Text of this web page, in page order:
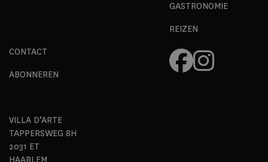
GASTRONOMIE
REIZEN
CONTACT
ABONNEREN
VILLA D’ARTE
TAPPERSWEG 8H
2031 ET